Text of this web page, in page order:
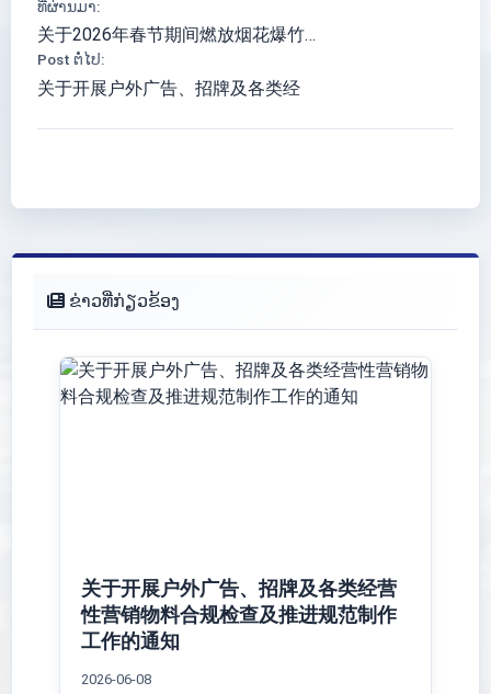
ທີ່ຜ່ານມາ:
关于2026年春节期间燃放烟花爆竹…
Post ຕໍ່ໄປ:
关于开展户外广告、招牌及各类经
ຂ່າວທີ່ກ່ຽວຂ້ອງ
关于开展户外广告、招牌及各类经营
性营销物料合规检查及推进规范制作
工作的通知
2026-06-08